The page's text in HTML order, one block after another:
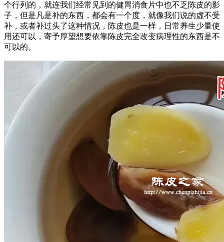
个行列的，就连我们经常见到的健胃消食片中也不乏陈皮的影
子，但是凡是补的东西，都会有一个度，就像我们说的虚不受
补，或者补过头了这种情况，陈皮也是一样，日常养生少量使
用还可以，寄予厚望想要依靠陈皮完全改变病理性的东西是不
可以的。